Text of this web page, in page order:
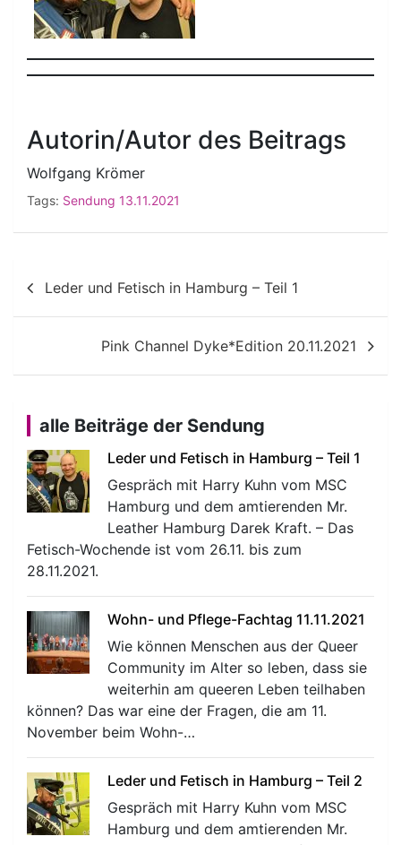
Autorin/Autor des Beitrags
Wolfgang Krömer
Tags: Sendung 13.11.2021
Beitragsnavigation
Leder und Fetisch in Hamburg – Teil 1
Pink Channel Dyke*Edition 20.11.2021
alle Beiträge der Sendung
Leder und Fetisch in Hamburg – Teil 1
Gespräch mit Harry Kuhn vom MSC
Hamburg und dem amtierenden Mr.
Leather Hamburg Darek Kraft. – Das
Fetisch-Wochende ist vom 26.11. bis zum
28.11.2021.
Wohn- und Pflege-Fachtag 11.11.2021
Wie können Menschen aus der Queer
Community im Alter so leben, dass sie
weiterhin am queeren Leben teilhaben
können? Das war eine der Fragen, die am 11.
November beim Wohn-…
Leder und Fetisch in Hamburg – Teil 2
Gespräch mit Harry Kuhn vom MSC
Hamburg und dem amtierenden Mr.